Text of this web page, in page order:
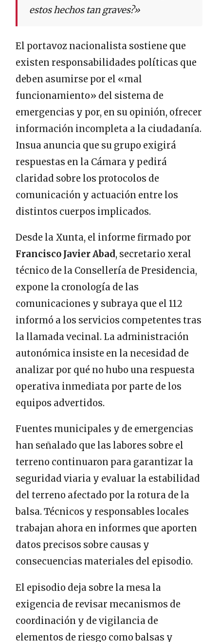
estos hechos tan graves?»
El portavoz nacionalista sostiene que
existen responsabilidades políticas que
deben asumirse por el «mal
funcionamiento» del sistema de
emergencias y por, en su opinión, ofrecer
información incompleta a la ciudadanía.
Insua anuncia que su grupo exigirá
respuestas en la Cámara y pedirá
claridad sobre los protocolos de
comunicación y actuación entre los
distintos cuerpos implicados.
Desde la Xunta, el informe firmado por
Francisco Javier Abad, secretario xeral
técnico de la Consellería de Presidencia,
expone la cronología de las
comunicaciones y subraya que el 112
informó a los servicios competentes tras
la llamada vecinal. La administración
autonómica insiste en la necesidad de
analizar por qué no hubo una respuesta
operativa inmediata por parte de los
equipos advertidos.
Fuentes municipales y de emergencias
han señalado que las labores sobre el
terreno continuaron para garantizar la
seguridad viaria y evaluar la estabilidad
del terreno afectado por la rotura de la
balsa. Técnicos y responsables locales
trabajan ahora en informes que aporten
datos precisos sobre causas y
consecuencias materiales del episodio.
El episodio deja sobre la mesa la
exigencia de revisar mecanismos de
coordinación y de vigilancia de
elementos de riesgo como balsas y